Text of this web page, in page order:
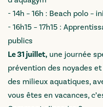
- 14h – 16h : Beach polo –
- 16h15 – 17h15 :
publics
Le 31 juillet, une journée
prévention des noyades
des milieux aquatiques,
vous êtes en vacances,